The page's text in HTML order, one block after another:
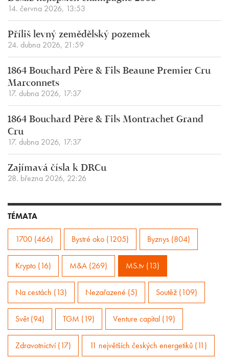
14. června 2026, 13:53
Příliš levný zemědělský pozemek
24. dubna 2026, 21:59
1864 Bouchard Père & Fils Beaune Premier Cru
Marconnets
17. dubna 2026, 17:37
1864 Bouchard Père & Fils Montrachet Grand
Cru
17. dubna 2026, 17:37
Zajímavá čísla k DRCu
28. března 2026, 22:26
TÉMATA
1700 (466) Bystré oko (1205) Byznys (804)
Krypto (16) M&A (269) MS.tv (13)
Na cestách (13) Nezařazené (5) Soutěž (109)
Svět (94) TGM (19) Venture capital (19)
Zdravotnictví (17) 11 největších českých energetiků (11)